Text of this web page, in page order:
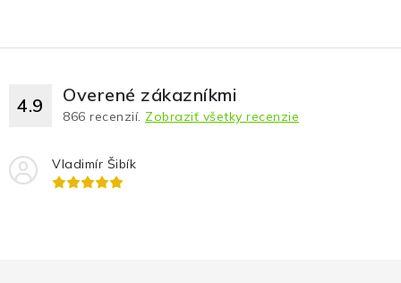
4.9 Overené zákazníkmi
866 recenzií. Zobraziť všetky recenzie
Vladimír Šibík